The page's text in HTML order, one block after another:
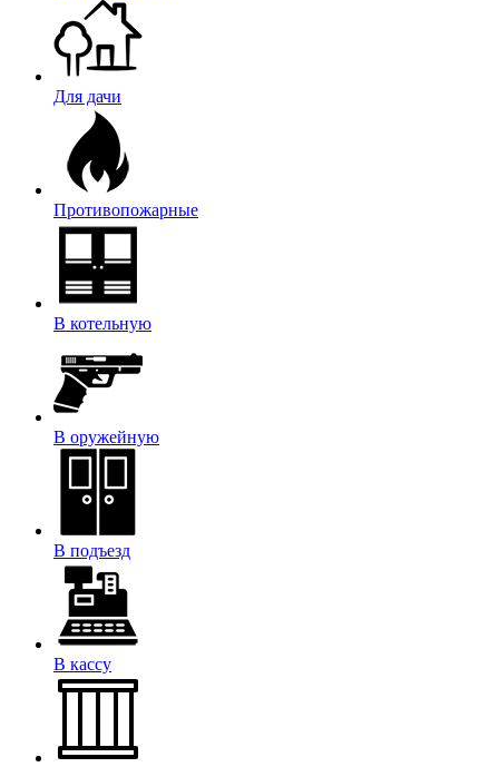
Для дачи
Противопожарные
В котельную
В оружейную
В подъезд
В кассу